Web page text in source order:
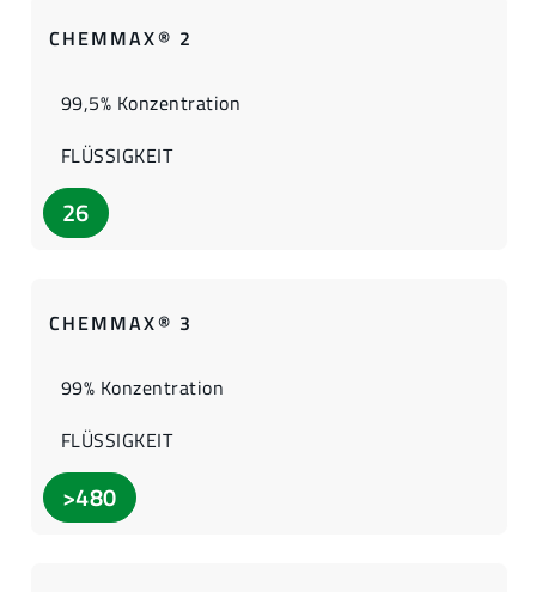
CHEMMAX® 2
99,5% Konzentration
FLÜSSIGKEIT
26
CHEMMAX® 3
99% Konzentration
FLÜSSIGKEIT
>480